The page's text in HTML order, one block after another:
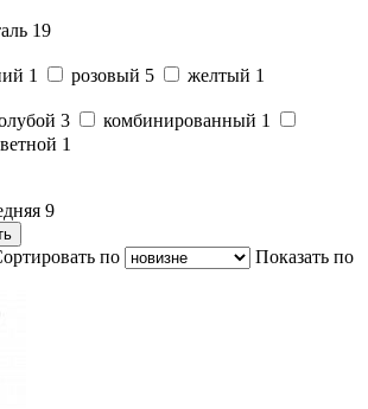
19
1 розовый 5 желтый 1
3 комбинированный 1
1
9
по
Показать по